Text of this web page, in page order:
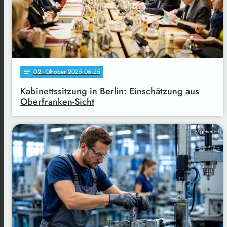
notes 02. Oktober 2025 06:25
Kabinettssitzung in Berlin: Einschätzung aus
Oberfranken-Sicht
KI-generiert